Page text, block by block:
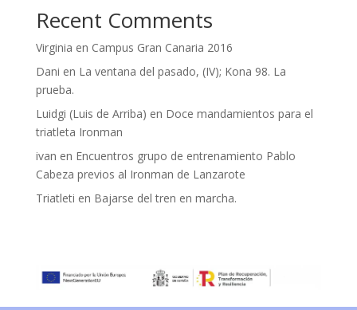
Recent Comments
Virginia en Campus Gran Canaria 2016
Dani en La ventana del pasado, (IV); Kona 98. La
prueba.
Luidgi (Luis de Arriba) en Doce mandamientos para el
triatleta Ironman
ivan en Encuentros grupo de entrenamiento Pablo
Cabeza previos al Ironman de Lanzarote
Triatleti en Bajarse del tren en marcha.